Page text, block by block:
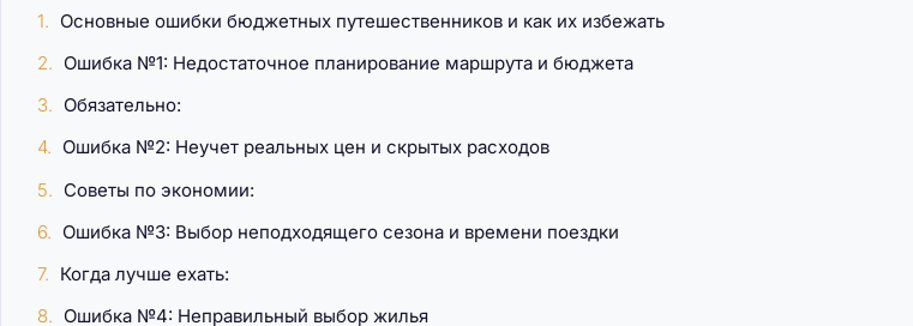
Основные ошибки бюджетных путешественников и как их избежать
Ошибка №1: Недостаточное планирование маршрута и бюджета
Обязательно:
Ошибка №2: Неучет реальных цен и скрытых расходов
Советы по экономии:
Ошибка №3: Выбор неподходящего сезона и времени поездки
Когда лучше ехать:
Ошибка №4: Неправильный выбор жилья